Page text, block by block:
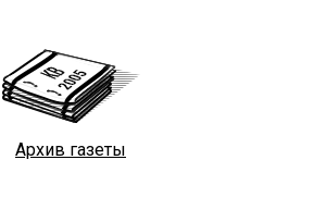
Архив газеты